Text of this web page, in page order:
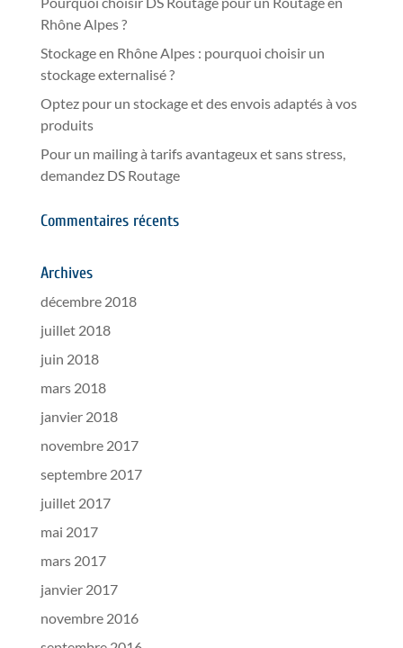
Rhône Alpes ?
Stockage en Rhône Alpes : pourquoi choisir un
stockage externalisé ?
Optez pour un stockage et des envois adaptés à vos
produits
Pour un mailing à tarifs avantageux et sans stress,
demandez DS Routage
Commentaires récents
Archives
décembre 2018
juillet 2018
juin 2018
mars 2018
janvier 2018
novembre 2017
septembre 2017
juillet 2017
mai 2017
mars 2017
janvier 2017
novembre 2016